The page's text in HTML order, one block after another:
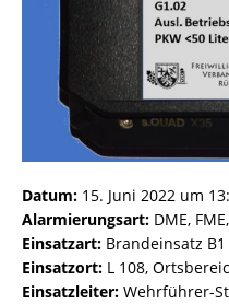
Datum: 15. Juni 2022 um
Alarmierungsart: DME,
Einsatzart: Brandeinsatz
Einsatzort: L 108,
Einsatzleiter: Wehrführer-